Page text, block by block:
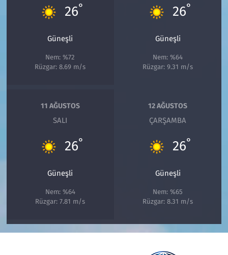
26°
Güneşli
Nem: %72
Rüzgar: 8.69 m/s
26°
Güneşli
Nem: %64
Rüzgar: 9.31 m/s
11 AĞUSTOS
SALI
26°
Güneşli
Nem: %64
Rüzgar: 7.81 m/s
12 AĞUSTOS
ÇARŞAMBA
26°
Güneşli
Nem: %65
Rüzgar: 8.31 m/s